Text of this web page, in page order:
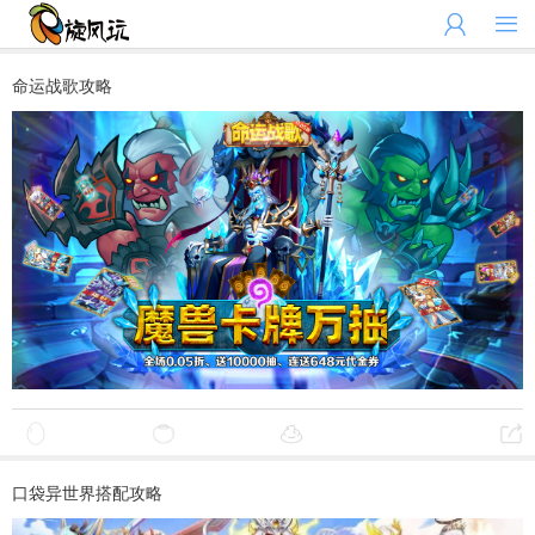
 
命运战歌攻略
口袋异世界搭配攻略